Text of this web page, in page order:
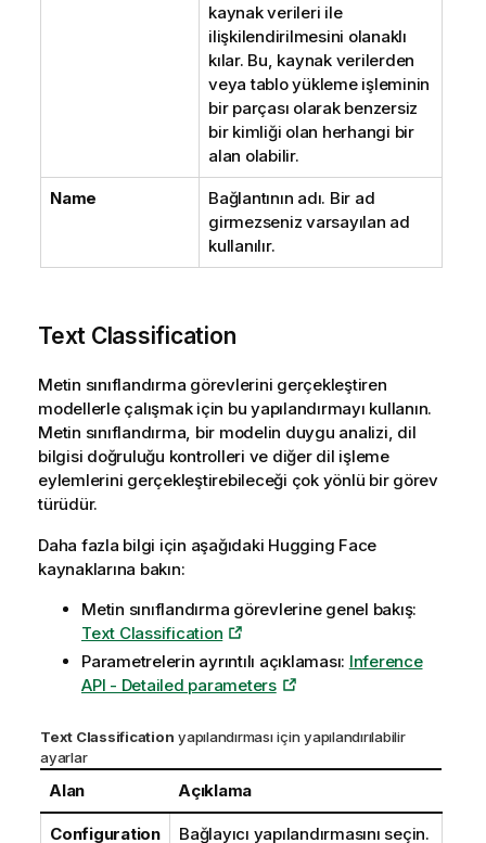
kaynak verileri ile
ilişkilendirilmesini olanaklı
kılar. Bu, kaynak verilerden
veya tablo yükleme işleminin
bir parçası olarak benzersiz
bir kimliği olan herhangi bir
alan olabilir.
Name
Bağlantının adı. Bir ad
girmezseniz varsayılan ad
kullanılır.
Text Classification
Metin sınıflandırma görevlerini gerçekleştiren
modellerle çalışmak için bu yapılandırmayı kullanın.
Metin sınıflandırma, bir modelin duygu analizi, dil
bilgisi doğruluğu kontrolleri ve diğer dil işleme
eylemlerini gerçekleştirebileceği çok yönlü bir görev
türüdür.
Daha fazla bilgi için aşağıdaki Hugging Face
kaynaklarına bakın:
Metin sınıflandırma görevlerine genel bakış:
Text Classification
Parametrelerin ayrıntılı açıklaması: Inference
API - Detailed parameters
Text Classification yapılandırması için yapılandırılabilir
ayarlar
Alan Açıklama
Configuration Bağlayıcı yapılandırmasını seçin.